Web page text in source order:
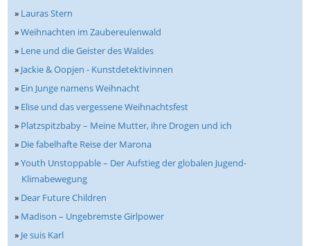
» Lauras Stern
»Weihnachten im Zaubereulenwald
» Lene und die Geister des Waldes
» Jackie & Oopjen - Kunstdetektivinnen
» Ein Junge namens Weihnacht
» Elise und das vergessene Weihnachtsfest
» Platzspitzbaby – Meine Mutter, ihre Drogen und ich
» Die fabelhafte Reise der Marona
»Youth Unstoppable – Der Aufstieg der globalen Jugend-
Klimabewegung
» Dear Future Children
» Madison – Ungebremste Girlpower
» Je suis Karl